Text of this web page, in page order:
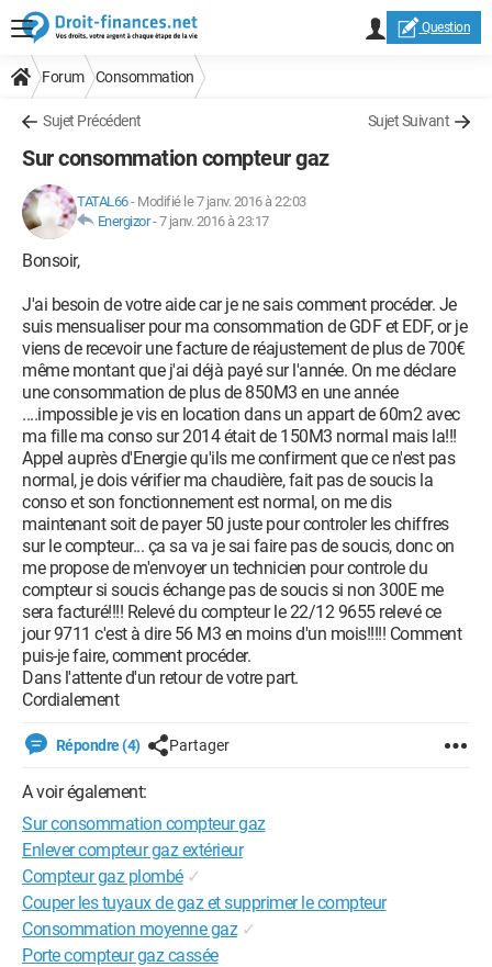
Question
Forum Consommation
Sujet Précédent Sujet Suivant
Sur consommation compteur gaz
TATAL66- Modifié le 7 janv. 2016 à 22:03
Energizor-7 janv. 2016 à 23:17
Bonsoir,
J'ai besoin de votre aide car je ne sais comment procéder. Je
suis mensualiser pour ma consommation de GDF et EDF, or je
viens de recevoir une facture de réajustement de plus de 700€
même montant que j'ai déjà payé sur l'année. On me déclare
une consommation de plus de 850M3 en une année
....impossible je vis en location dans un appart de 60m2 avec
ma fille ma conso sur 2014 était de 150M3 normal mais la!!!
Appel auprès d'Energie qu'ils me confirment que ce n'est pas
normal, je dois vérifier ma chaudière, fait pas de soucis la
conso et son fonctionnement est normal, on me dis
maintenant soit de payer 50 juste pour controler les chiffres
sur le compteur... ça sa va je sai faire pas de soucis, donc on
me propose de m'envoyer un technicien pour controle du
compteur si soucis échange pas de soucis si non 300E me
sera facturé!!!! Relevé du compteur le 22/12 9655 relevé ce
jour 9711 c'est à dire 56 M3 en moins d'un mois!!!!! Comment
puis-je faire, comment procéder.
Dans l'attente d'un retour de votre part.
Cordialement
Répondre (4) Partager
A voir également:
Sur consommation compteur gaz
Enlever compteur gaz extérieur
Compteur gaz plombé ✓
Couper les tuyaux de gaz et supprimer le compteur
Consommation moyenne gaz ✓
Porte compteur gaz cassée